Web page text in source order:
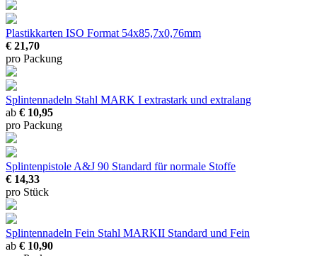
Plastikkarten ISO Format 54x85,7x0,76mm
€ 21,70
pro Packung
Splintennadeln Stahl MARK I extrastark und extralang
ab € 10,95
pro Packung
Splintenpistole A&J 90 Standard für normale Stoffe
€ 14,33
pro Stück
Splintennadeln Fein Stahl MARKII Standard und Fein
ab € 10,90